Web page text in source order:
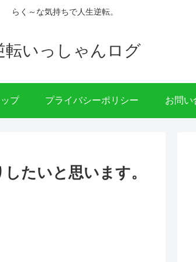
らく～な気持ちで人生逆転。
転いっしゃんログ
プ プライバシーポリシー お問い
たいと思います。